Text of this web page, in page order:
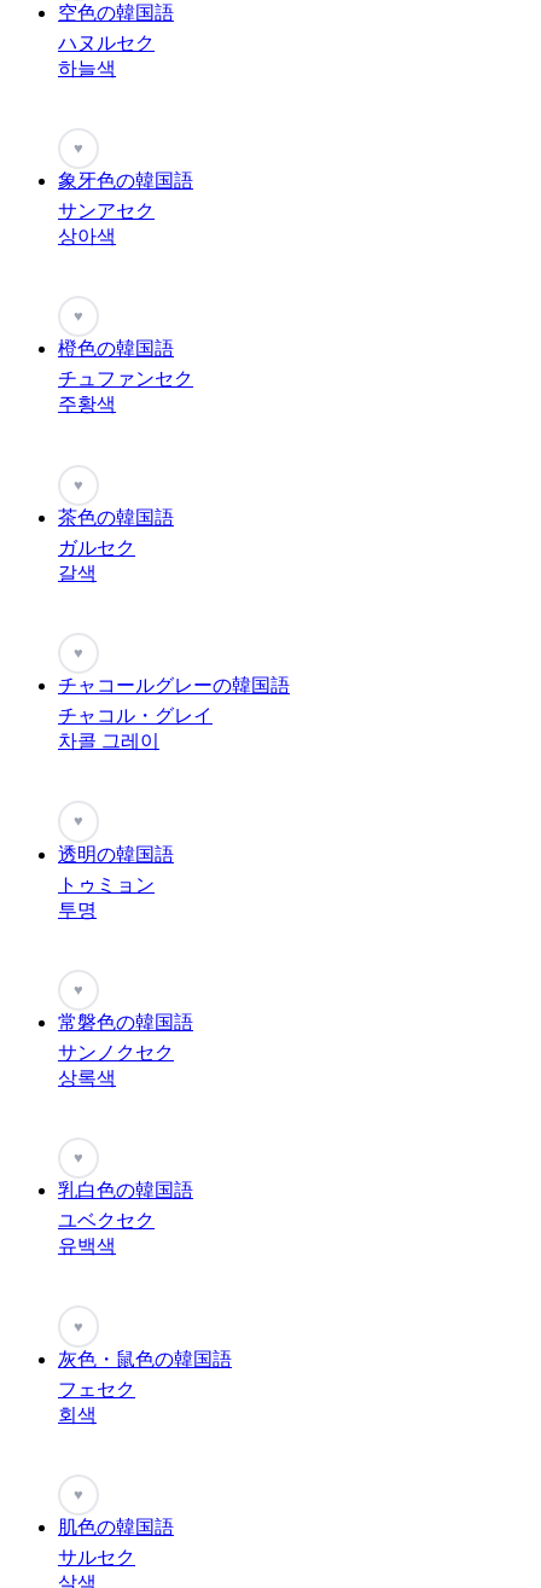
空色の韓国語
ハヌルセク
하늘색
♥
象牙色の韓国語
サンアセク
상아색
♥
橙色の韓国語
チュファンセク
주황색
♥
茶色の韓国語
ガルセク
갈색
♥
チャコールグレーの韓国語
チャコル・グレイ
차콜 그레이
♥
透明の韓国語
トゥミョン
투명
♥
常磐色の韓国語
サンノクセク
상록색
♥
乳白色の韓国語
ユベクセク
유백색
♥
灰色・鼠色の韓国語
フェセク
회색
♥
肌色の韓国語
サルセク
살색